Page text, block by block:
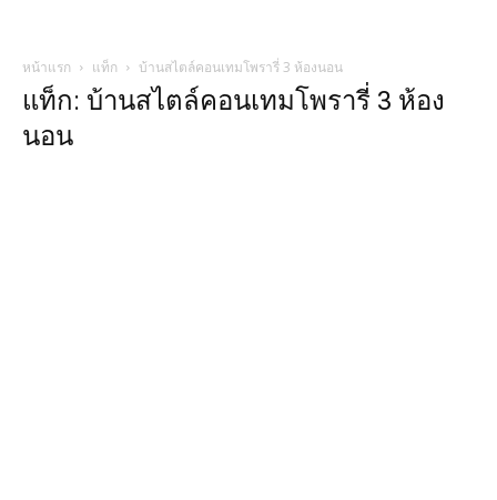
หน้าแรก แท็ก บ้านสไตล์คอนเทมโพรารี่ 3 ห้องนอน
แท็ก: บ้านสไตล์คอนเทมโพรารี่ 3 ห้อง
นอน